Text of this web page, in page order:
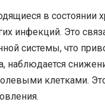
в состоянии
инфекций. Это
системы, что
клетками.